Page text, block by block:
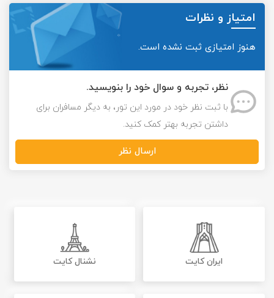
امتیاز و نظرات
هنوز امتیازی ثبت نشده است.
نظر، تجربه و سوال خود را بنویسید.
با ثبت نظر خود در مورد این تور، به دیگر مسافران برای
داشتن تجربه بهتر کمک کنید.
ارسال نظر
ایران کایت نشنال کایت